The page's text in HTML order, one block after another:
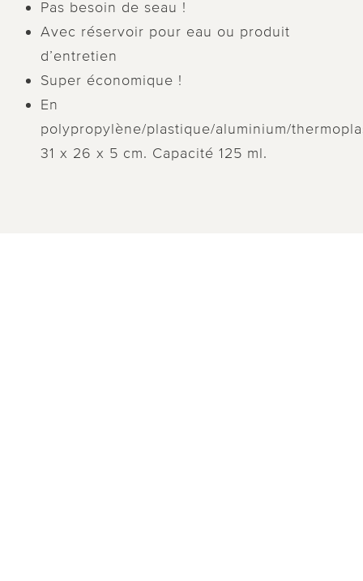
Pas besoin de seau !
Avec réservoir pour eau ou produit
d’entretien
Super économique !
En
polypropylène/plastique/aluminium/
31 x 26 x 5 cm. Capacité 125 ml.